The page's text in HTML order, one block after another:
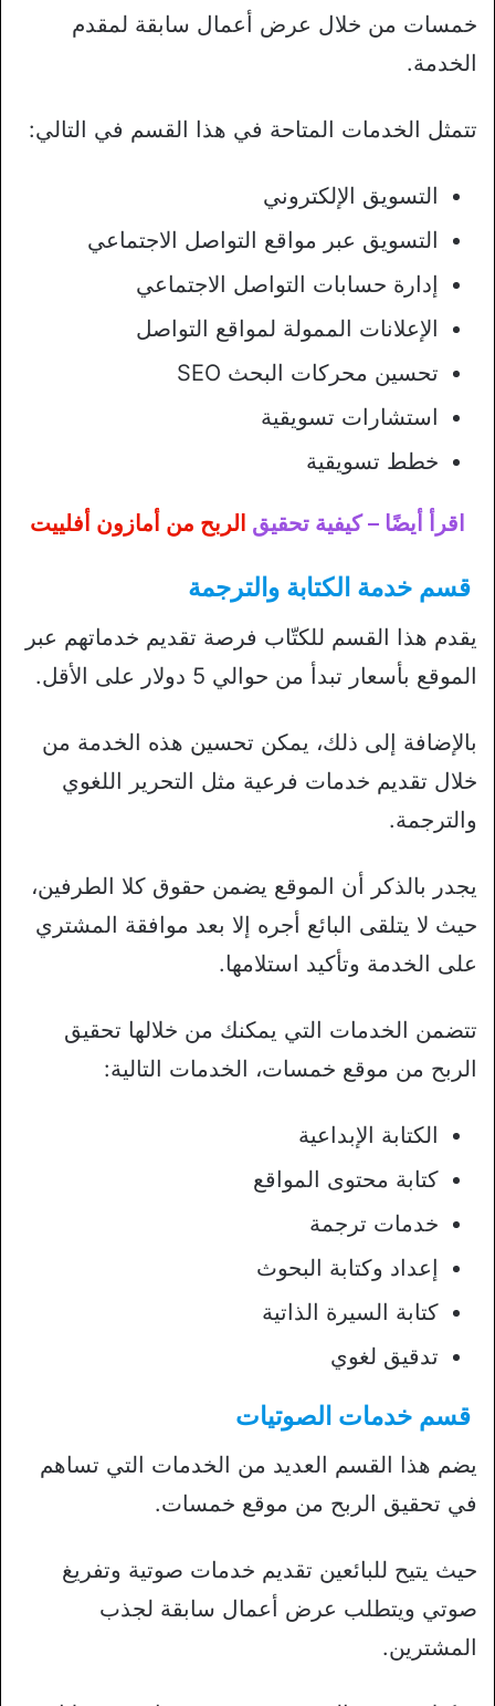
خمسات من خلال عرض أعمال سابقة لمقدم
الخدمة.
تتمثل الخدمات المتاحة في هذا القسم في التالي:
التسويق الإلكتروني
التسويق عبر مواقع التواصل الاجتماعي
إدارة حسابات التواصل الاجتماعي
الإعلانات الممولة لمواقع التواصل
تحسين محركات البحث SEO
استشارات تسويقية
خطط تسويقية
اقرأ أيضًا – كيفية تحقيق الربح من أمازون أفلييت
قسم خدمة الكتابة والترجمة
يقدم هذا القسم للكتّاب فرصة تقديم خدماتهم عبر
الموقع بأسعار تبدأ من حوالي 5 دولار على الأقل.
بالإضافة إلى ذلك، يمكن تحسين هذه الخدمة من
خلال تقديم خدمات فرعية مثل التحرير اللغوي
والترجمة.
يجدر بالذكر أن الموقع يضمن حقوق كلا الطرفين،
حيث لا يتلقى البائع أجره إلا بعد موافقة المشتري
على الخدمة وتأكيد استلامها.
تتضمن الخدمات التي يمكنك من خلالها تحقيق
الربح من موقع خمسات، الخدمات التالية:
الكتابة الإبداعية
كتابة محتوى المواقع
خدمات ترجمة
إعداد وكتابة البحوث
كتابة السيرة الذاتية
تدقيق لغوي
قسم خدمات الصوتيات
يضم هذا القسم العديد من الخدمات التي تساهم
في تحقيق الربح من موقع خمسات.
حيث يتيح للبائعين تقديم خدمات صوتية وتفريغ
صوتي ويتطلب عرض أعمال سابقة لجذب
المشترين.